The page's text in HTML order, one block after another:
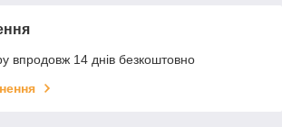
впродовж 14 днів безкоштовно